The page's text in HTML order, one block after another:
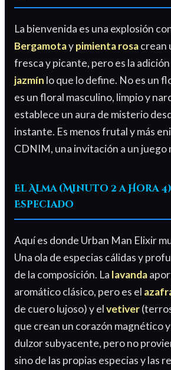
La bienvenida es una explosión
Bergamotaypimienta rosacrean
fresca y picante, pero es la
jazmín lo que lo define. No es un
es un floral masculino, limpio y
establece un aura de misterio
instante. Es menos frutal y más
CDNIM, una invitación a un juego
El Alma (Minuto 2 a Hora
Especiado
Aquí es donde Urban Man Elixir
Una ola de especias cálidas y
de la composición. La lavanda
aromático clásico, pero es el
de cuero lujoso) y elvetiver
que crean un corazón magnético
dulzor subyacente, pero no
sino de las propias especias y las